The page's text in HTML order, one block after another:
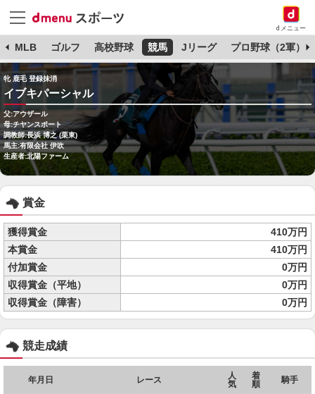
dメニュー
MLB ゴルフ 高校野球 競馬 Jリーグ プロ野球（2軍）
牝 鹿毛 登録抹消
イブキパーシャル
父:アウザール
母:チヤンスポート
調教師:長浜 博之 (栗東)
馬主:有限会社 伊吹
生産者:北陽ファーム
賞金
獲得賞金
410万円
本賞金
410万円
付加賞金
0万円
収得賞金（平地）
0万円
収得賞金（障害）
0万円
競走成績
年月日 レース
人
気
着
順
騎手